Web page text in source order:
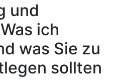
und‍
ich
was Sie zu
sollten